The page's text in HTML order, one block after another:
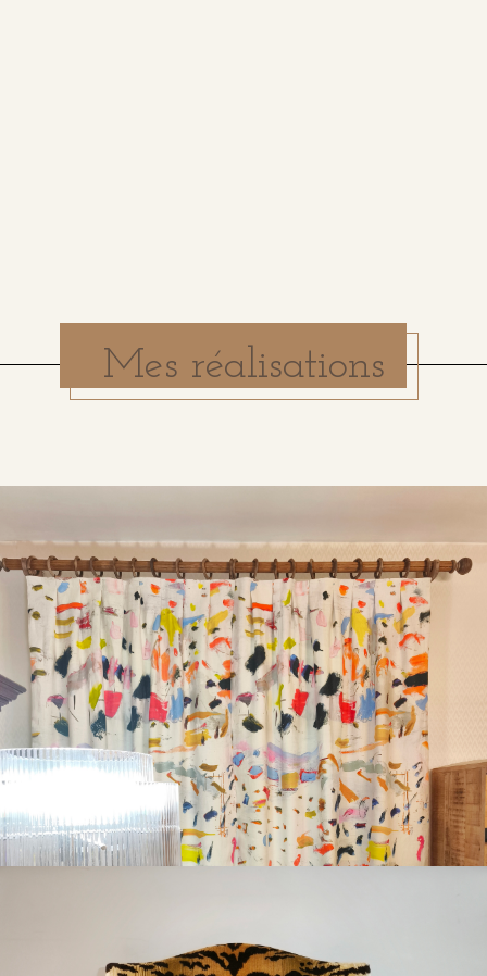
Mes réalisations